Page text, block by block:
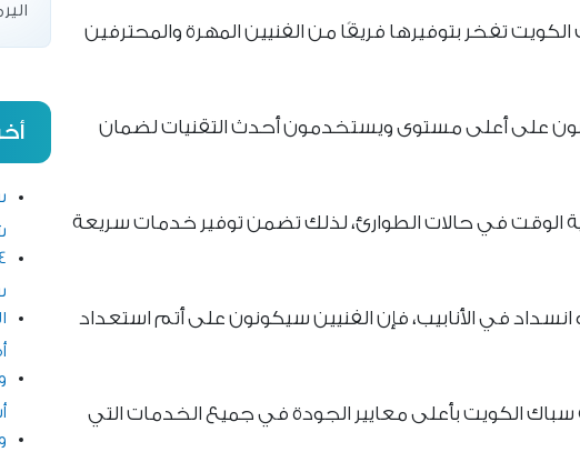
تفخر بتوفيرها فريقًا من الفنيين المهرة والمحترفين
على أعلى مستوى ويستخدمون أحدث التقنيات لضمان
الوقت في حالات الطوارئ، لذلك تضمن توفير خدمات سريعة
في الأنابيب، فإن الفنيين سيكونون على أتم استعداد
سباك الكويت بأعلى معايير الجودة في جميع الخدمات التي